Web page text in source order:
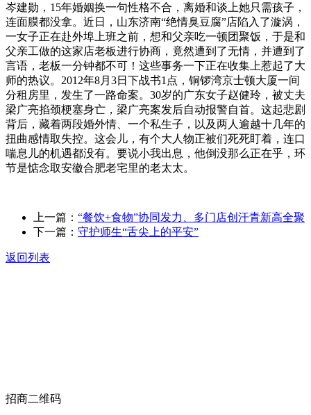
岑建勋，15年婚姻换一句性格不合，离婚和谈上她只需孩子，
连面膜都没拿。近日，山东济南“绝情臭豆腐”店陷入了漩涡，
一女子正在赴外埠上班之前，想和父亲吃一顿团聚饭，于是和
父亲工做的这家店老板进行协商，竟然遭到了无情，并遭到了
言语，老板一分钟都不可！这些事务一下正在收集上惹起了大
师的热议。2012年8月3日下战书1点，铜锣湾京士顿大厦一间
分租房里，发生了一路命案。30岁的广东女子赵健玲，被丈夫
梁广亮掐颈梗塞身亡，梁广亮案发后自动报警自首。这起悲剧
背后，藏着两段婚外情、一个私生子，以及两人逾越十几年的
扭曲感情取失控。这会儿，有个大人物正被们死死盯着，连口
喘息儿的机遇都没有。要说小我出息，他倒没那么正在乎，环
节是惦念取安徽合肥老宅里的老太太。
上一篇： “餐饮+食物”协同发力、多门店创汗青新高全聚
下一篇： 守护师生“舌尖上的平安”
返回列表
招商二维码